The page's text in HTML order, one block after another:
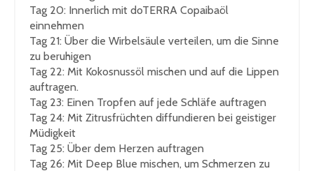
Tag 20: Innerlich mit doTERRA Copaibaöl
einnehmen
Tag 21: Über die Wirbelsäule verteilen, um die Sinne
zu beruhigen
Tag 22: Mit Kokosnussöl mischen und auf die Lippen
auftragen.
Tag 23: Einen Tropfen auf jede Schläfe auftragen
Tag 24: Mit Zitrusfrüchten diffundieren bei geistiger
Müdigkeit
Tag 25: Über dem Herzen auftragen
Tag 26: Mit Deep Blue mischen, um Schmerzen zu